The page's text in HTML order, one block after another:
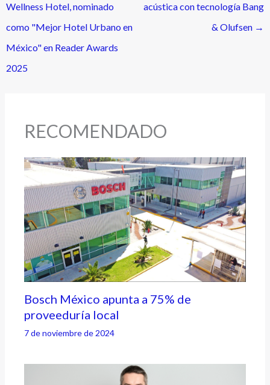
Wellness Hotel, nominado
como "Mejor Hotel Urbano en
México" en Reader Awards
2025
acústica con tecnología Bang
& Olufsen →
RECOMENDADO
Bosch México apunta a 75% de
proveeduría local
7 de noviembre de 2024